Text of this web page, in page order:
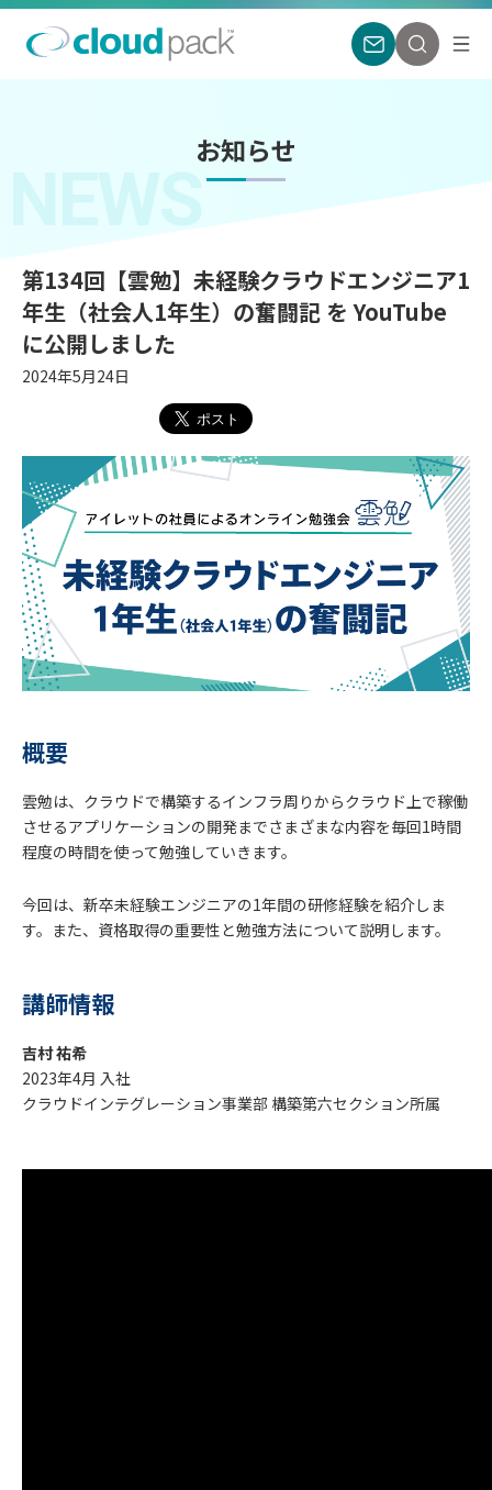
お知らせ
NEWS
第134回【雲勉】未経験クラウドエンジニア1
年生（社会人1年生）の奮闘記 を YouTube
に公開しました
2024年5月24日
概要
雲勉は、クラウドで構築するインフラ周りからクラウド上で稼働
させるアプリケーションの開発までさまざまな内容を毎回1時間
程度の時間を使って勉強していきます。
今回は、新卒未経験エンジニアの1年間の研修経験を紹介しま
す。また、資格取得の重要性と勉強方法について説明します。
講師情報
吉村 祐希
2023年4月 入社
クラウドインテグレーション事業部 構築第六セクション所属